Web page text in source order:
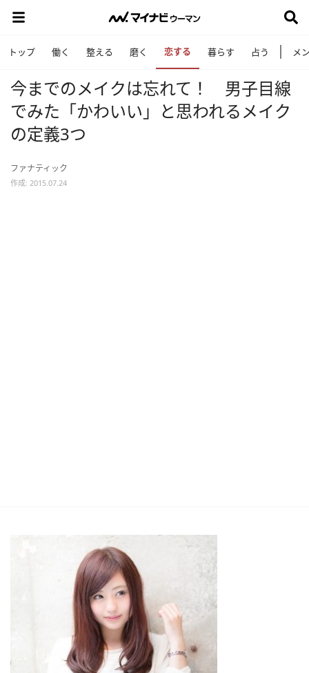
トップ 働く 整える 磨く 恋する 暮らす 占う メ
今までのメイクは忘れて！ 男子目線
でみた「かわいい」と思われるメイク
の定義3つ
ファナティック
作成: 2015.07.24